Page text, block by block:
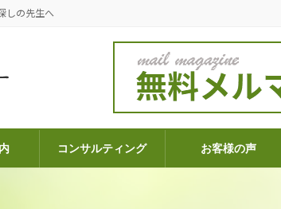
しの先生へ
コンサルティング お客様の声